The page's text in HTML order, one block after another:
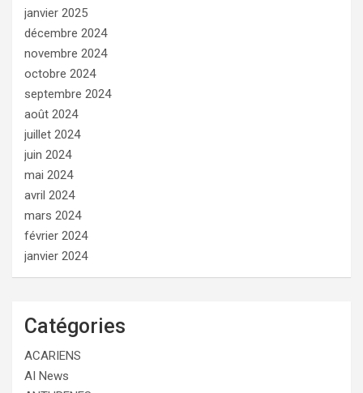
janvier 2025
décembre 2024
novembre 2024
octobre 2024
septembre 2024
août 2024
juillet 2024
juin 2024
mai 2024
avril 2024
mars 2024
février 2024
janvier 2024
Catégories
ACARIENS
AI News